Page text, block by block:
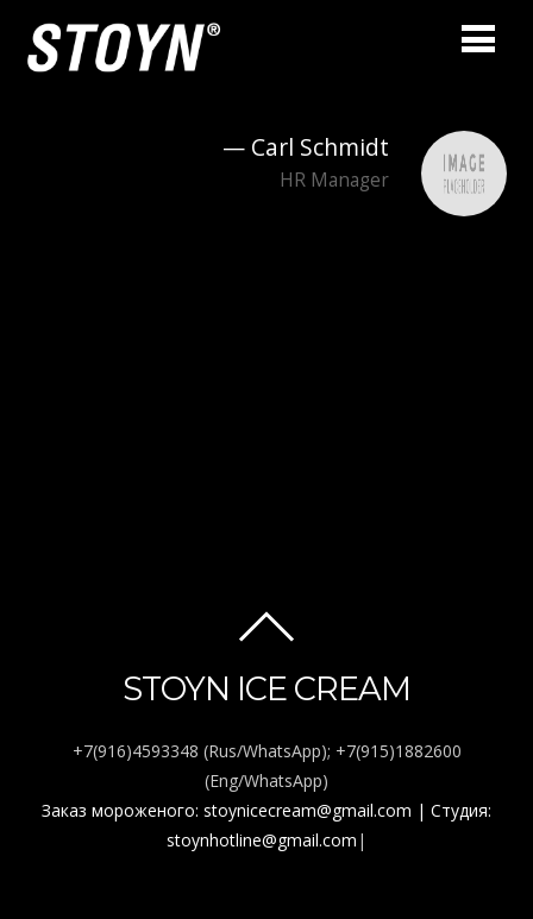
Carl Schmidt
— Carl Schmidt
HR Manager
TOP
STOYN ICE CREAM
+7(916)4593348 (Rus/WhatsApp); +7(915)1882600
(Eng/WhatsApp)
Заказ мороженого: stoynicecream@gmail.com | Студия:
stoynhotline@gmail.com |